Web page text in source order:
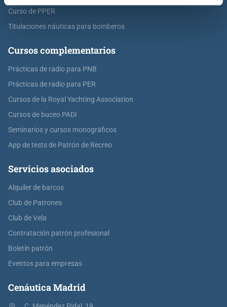
Curso de PPER
Titulaciones náuticas para bomberos
Cursos complementarios
Prácticas de radio para PNB
Prácticas de radio para PER
Cursos de la Royal Yachting Association
Cursos de buceo PADI
Seminarios y cursos monográficos
App de tests de Patrón de Recreo
Servicios asociados
Alquiler de barcos
Club de Patrones
Club de Vela
Contratación patrón profesional
Boletín patrón
Eventos para empresas
Cenáutica Madrid